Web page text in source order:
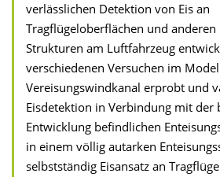
verlässlichen Detektion von Eis an
Tragflügeloberflächen und anderen
Strukturen am Luftfahrzeug
verschiedenen Versuchen im
Vereisungswindkanal erprobt und
Eisdetektion in Verbindung mit der
Entwicklung befindlichen
in einem völlig autarken
selbstständig Eisansatz an